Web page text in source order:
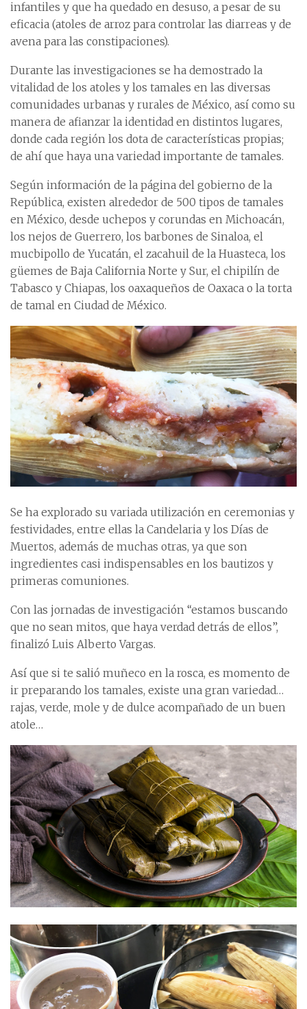
infantiles y que ha quedado en desuso, a pesar de su
eficacia (atoles de arroz para controlar las diarreas y de
avena para las constipaciones).
Durante las investigaciones se ha demostrado la
vitalidad de los atoles y los tamales en las diversas
comunidades urbanas y rurales de México, así como su
manera de afianzar la identidad en distintos lugares,
donde cada región los dota de características propias;
de ahí que haya una variedad importante de tamales.
Según información de la página del gobierno de la
República, existen alrededor de 500 tipos de tamales
en México, desde uchepos y corundas en Michoacán,
los nejos de Guerrero, los barbones de Sinaloa, el
mucbipollo de Yucatán, el zacahuil de la Huasteca, los
güemes de Baja California Norte y Sur, el chipilín de
Tabasco y Chiapas, los oaxaqueños de Oaxaca o la torta
de tamal en Ciudad de México.
Se ha explorado su variada utilización en ceremonias y
festividades, entre ellas la Candelaria y los Días de
Muertos, además de muchas otras, ya que son
ingredientes casi indispensables en los bautizos y
primeras comuniones.
Con las jornadas de investigación “estamos buscando
que no sean mitos, que haya verdad detrás de ellos”,
finalizó Luis Alberto Vargas.
Así que si te salió muñeco en la rosca, es momento de
ir preparando los tamales, existe una gran variedad…
rajas, verde, mole y de dulce acompañado de un buen
atole…